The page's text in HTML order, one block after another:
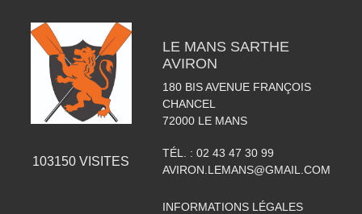
103150 VISITES
LE MANS SARTHE
AVIRON
180 BIS AVENUE FRANÇOIS
CHANCEL
72000 LE MANS
TÉL. : 02 43 47 30 99
AVIRON.LEMANS@GMAIL.COM
INFORMATIONS LÉGALES